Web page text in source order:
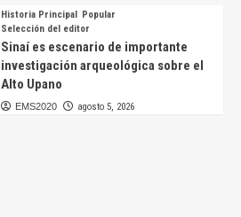
Historia Principal
Popular
Selección del editor
Sinaí es escenario de importante
investigación arqueológica sobre el
Alto Upano
EMS2020 agosto 5, 2026